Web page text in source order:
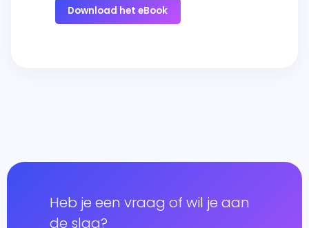
Download het eBook
Heb je een vraag of wil je aan
de slag?